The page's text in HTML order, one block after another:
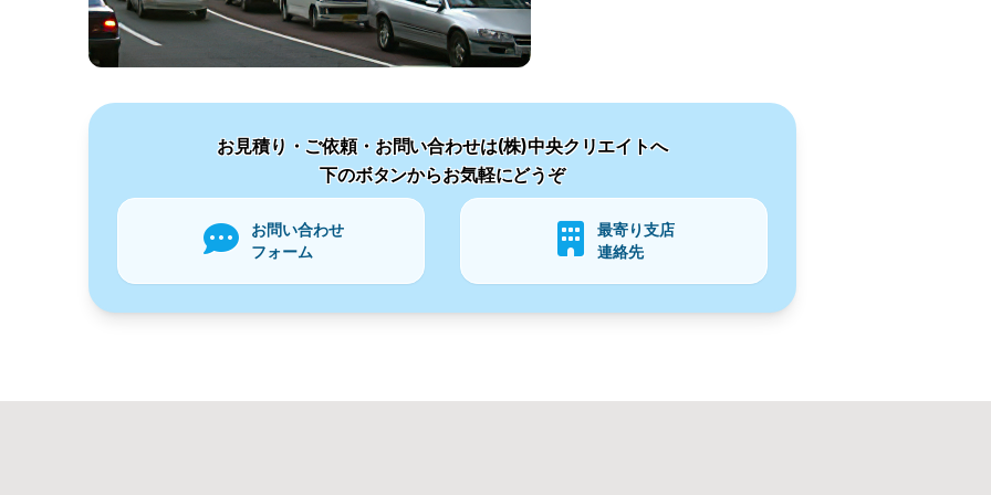
お見積り・ご依頼・お問い合わせは(株)中央クリエイトへ
下のボタンからお気軽にどうぞ
お問い合わせ
フォーム
最寄り支店
連絡先